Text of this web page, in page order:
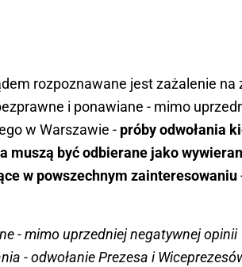
rozpoznawane jest zażalenie na
i ponawiane - mimo
w Warszawie - próby odwołania
muszą być odbierane jako
w powszechnym zainteresowaniu
- mimo uprzedniej negatywnej opinii
- odwołanie Prezesa i